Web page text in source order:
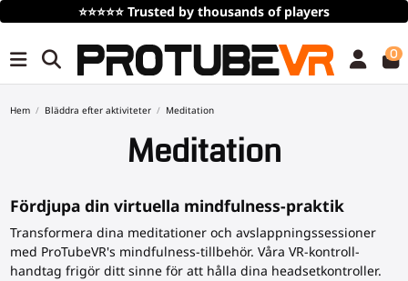
⭐⭐⭐⭐⭐ Trusted by thousands of players
0
Hem Bläddra efter aktiviteter Meditation
Meditation
Fördjupa din virtuella mindfulness-praktik
Transformera dina meditationer och avslappningssessioner
med ProTubeVR's mindfulness-tillbehör. Våra VR-kontroll-
handtag frigör ditt sinne för att hålla dina headsetkontroller.